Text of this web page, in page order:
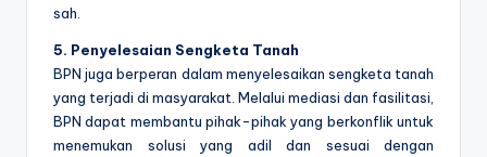
sah.
5. Penyelesaian Sengketa Tanah
BPN juga berperan dalam menyelesaikan sengketa tanah
yang terjadi di masyarakat. Melalui mediasi dan fasilitasi,
BPN dapat membantu pihak-pihak yang berkonflik untuk
menemukan solusi yang adil dan sesuai dengan